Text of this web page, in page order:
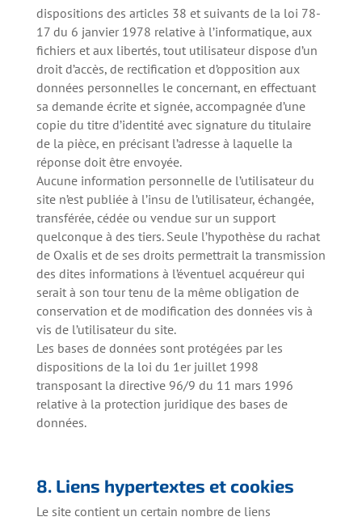
dispositions des articles 38 et suivants de la loi 78-
17 du 6 janvier 1978 relative à l’informatique, aux
fichiers et aux libertés, tout utilisateur dispose d’un
droit d’accès, de rectification et d’opposition aux
données personnelles le concernant, en effectuant
sa demande écrite et signée, accompagnée d’une
copie du titre d’identité avec signature du titulaire
de la pièce, en précisant l’adresse à laquelle la
réponse doit être envoyée.
Aucune information personnelle de l’utilisateur du
site n’est publiée à l’insu de l’utilisateur, échangée,
transférée, cédée ou vendue sur un support
quelconque à des tiers. Seule l’hypothèse du rachat
de Oxalis et de ses droits permettrait la transmission
des dites informations à l’éventuel acquéreur qui
serait à son tour tenu de la même obligation de
conservation et de modification des données vis à
vis de l’utilisateur du site.
Les bases de données sont protégées par les
dispositions de la loi du 1er juillet 1998
transposant la directive 96/9 du 11 mars 1996
relative à la protection juridique des bases de
données.
8. Liens hypertextes et cookies
Le site contient un certain nombre de liens